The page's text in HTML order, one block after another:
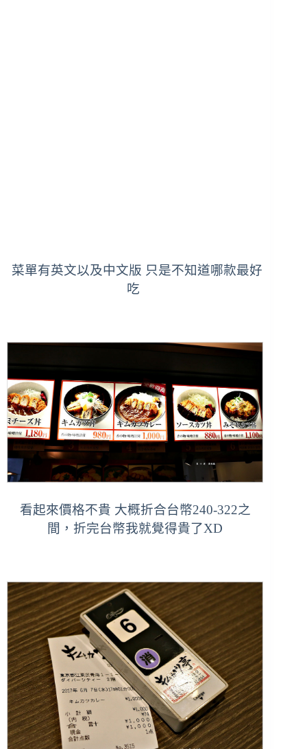
菜單有英文以及中文版 只是不知道哪款最好
吃
看起來價格不貴 大概折合台幣240-322之
間，折完台幣我就覺得貴了XD